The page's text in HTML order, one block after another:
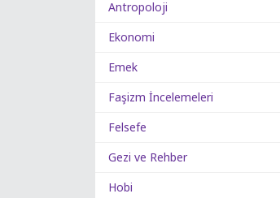
Antropoloji
Ekonomi
Emek
Faşizm İncelemeleri
Felsefe
Gezi ve Rehber
Hobi